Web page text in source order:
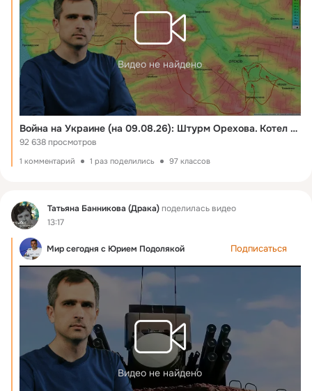
Видео не найдено
Война на Украине (на 09.08.26): Штурм Орехова. Котел для ВСУ северной Харьковщине все ближе…
92 638 просмотров
1 комментарий 1 раз поделились 97 классов
Фид Татьяна Банникова (Драка)поделилась видео
13:17
Мир сегодня с Юрием Подолякой Подписаться
Видео не найдено